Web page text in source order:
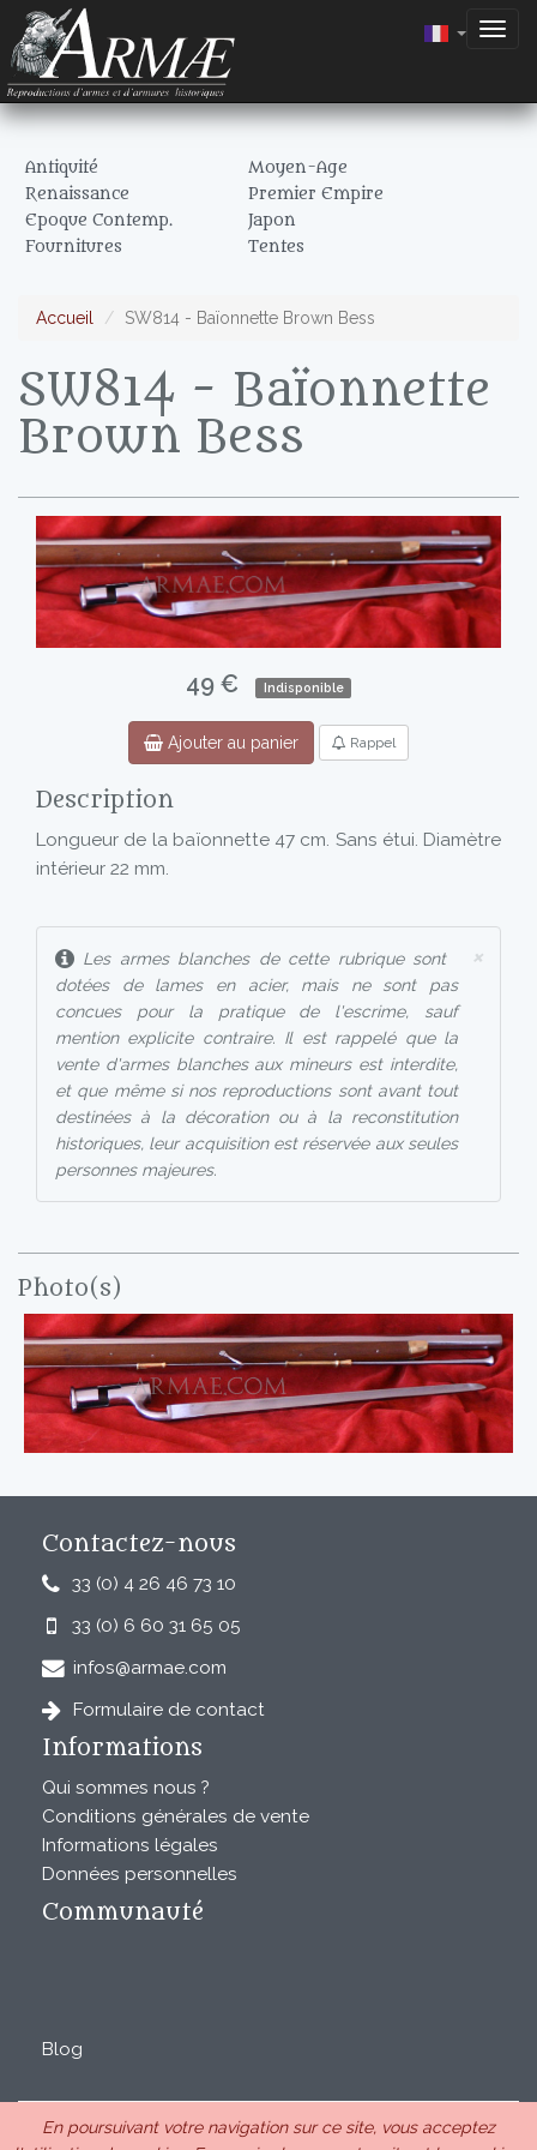
Antiquité
Moyen-Age
Renaissance
Premier Empire
Epoque Contemp.
Japon
Fournitures
Tentes
Accueil SW814 - Baïonnette Brown Bess
SW814 - Baïonnette
Brown Bess
49 € Indisponible
Ajouter au panier Rappel
Description
Longueur de la baïonnette 47 cm. Sans étui. Diamètre
intérieur 22 mm.
×
Les armes blanches de cette rubrique sont
dotées de lames en acier, mais ne sont pas
concues pour la pratique de l'escrime, sauf
mention explicite contraire. Il est rappelé que la
vente d'armes blanches aux mineurs est interdite,
et que même si nos reproductions sont avant tout
destinées à la décoration ou à la reconstitution
historiques, leur acquisition est réservée aux seules
personnes majeures.
Photo(s)
Contactez-nous
33 (0) 4 26 46 73 10
33 (0) 6 60 31 65 05
infos@armae.com
Formulaire de contact
Informations
Qui sommes nous ?
Conditions générales de vente
Informations légales
Données personnelles
Communauté
Blog
ARMAE est une SAS au capital de 28850€ inscrite au RCS
En poursuivant votre navigation sur ce site, vous acceptez